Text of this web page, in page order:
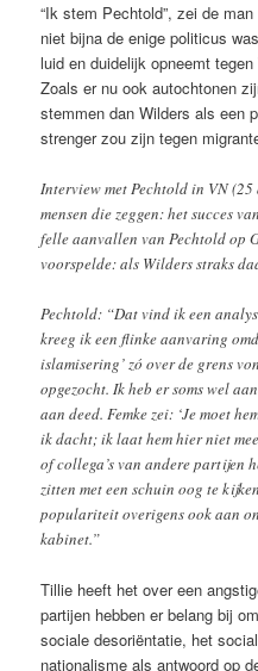
“Ik stem Pechtold”, zei de
niet bijna de enige politicus
luid en duidelijk opneemt
Zoals er nu ook autochtonen
stemmen dan Wilders als een
strenger zou zijn tegen
Interview met Pechtold in VN
mensen die zeggen: het succes
felle aanvallen van Pechtold op
voorspelde: als Wilders straks
Pechtold: “Dat vind ik een
kreeg ik een flinke aanvaring
islamisering’ zó over de grens
opgezocht. Ik heb er soms wel
aan deed. Femke zei: ‘Je moet
ik dacht; ik laat hem hier niet
of collega’s van andere partijen
zitten met een schuin oog te
populariteit overigens ook aan
kabinet.”
Tillie heeft het over een
partijen hebben er belang bij
sociale desoriëntatie, het
nationalisme als antwoord op